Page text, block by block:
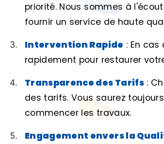
priorité. Nous sommes à
fournir un service de haute
Intervention Rapide : En
rapidement pour restaurer
Transparence des Tarifs :
des tarifs. Vous saurez
commencer les travaux.
Engagement envers la